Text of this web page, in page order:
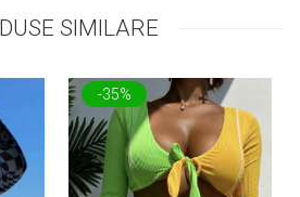
SIMILARE
-35%